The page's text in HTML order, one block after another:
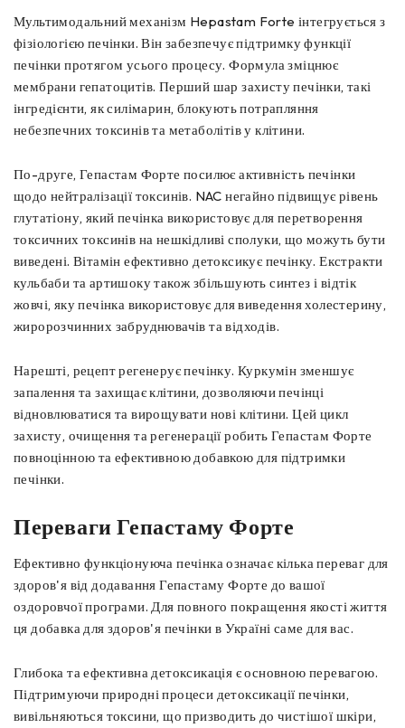
Мультимодальний механізм Hepastam Forte інтегрується з
фізіологією печінки. Він забезпечує підтримку функції
печінки протягом усього процесу. Формула зміцнює
мембрани гепатоцитів. Перший шар захисту печінки, такі
інгредієнти, як силімарин, блокують потрапляння
небезпечних токсинів та метаболітів у клітини.
По-друге, Гепастам Форте посилює активність печінки
щодо нейтралізації токсинів. NAC негайно підвищує рівень
глутатіону, який печінка використовує для перетворення
токсичних токсинів на нешкідливі сполуки, що можуть бути
виведені. Вітамін ефективно детоксикує печінку. Екстракти
кульбаби та артишоку також збільшують синтез і відтік
жовчі, яку печінка використовує для виведення холестерину,
жиророзчинних забруднювачів та відходів.
Нарешті, рецепт регенерує печінку. Куркумін зменшує
запалення та захищає клітини, дозволяючи печінці
відновлюватися та вирощувати нові клітини. Цей цикл
захисту, очищення та регенерації робить Гепастам Форте
повноцінною та ефективною добавкою для підтримки
печінки.
Переваги Гепастаму Форте
Ефективно функціонуюча печінка означає кілька переваг для
здоров'я від додавання Гепастаму Форте до вашої
оздоровчої програми. Для повного покращення якості життя
ця добавка для здоров'я печінки в Україні саме для вас.
Глибока та ефективна детоксикація є основною перевагою.
Підтримуючи природні процеси детоксикації печінки,
вивільняються токсини, що призводить до чистішої шкіри,